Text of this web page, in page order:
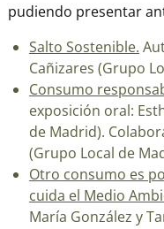
pudiendo presentar
Salto Sostenible.
Cañizares (Grupo
Consumo
exposición oral:
de Madrid).
(Grupo Local de
Otro consumo es
cuida el Medio
María González y